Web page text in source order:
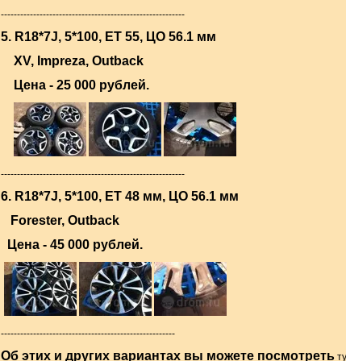
---------------------------------------------------------
5. R18*7J, 5*100, ET 55, ЦО 56.1 мм
XV, Impreza, Outback
Цена - 25 000 рублей.
---------------------------------------------------------
6. R18*7J, 5*100, ET 48 мм, ЦО 56.1 мм
Forester, Outback
Цена - 45 000 рублей.
------------------------------------------------------
Об этих и других вариантах вы можете посмотреть